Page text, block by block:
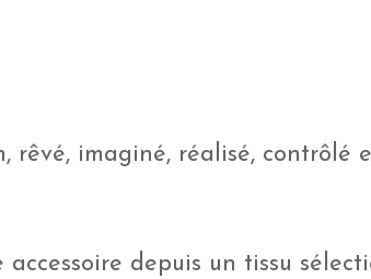
rêvé, imaginé, réalisé, contrôlé
depuis un tissu